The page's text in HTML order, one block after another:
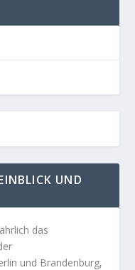
UND
das
und Brandenburg,